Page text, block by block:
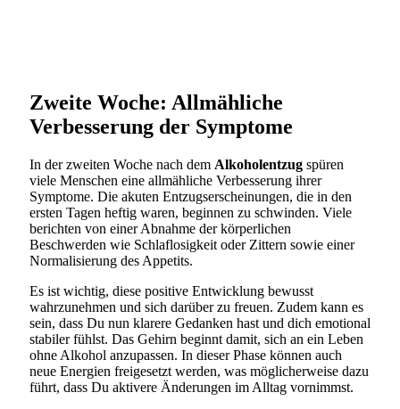
Zweite Woche: Allmähliche
Verbesserung der Symptome
In der zweiten Woche nach dem Alkoholentzug spüren
viele Menschen eine allmähliche Verbesserung ihrer
Symptome. Die akuten Entzugserscheinungen, die in den
ersten Tagen heftig waren, beginnen zu schwinden. Viele
berichten von einer Abnahme der körperlichen
Beschwerden wie Schlaflosigkeit oder Zittern sowie einer
Normalisierung des Appetits.
Es ist wichtig, diese positive Entwicklung bewusst
wahrzunehmen und sich darüber zu freuen. Zudem kann es
sein, dass Du nun klarere Gedanken hast und dich emotional
stabiler fühlst. Das Gehirn beginnt damit, sich an ein Leben
ohne Alkohol anzupassen. In dieser Phase können auch
neue Energien freigesetzt werden, was möglicherweise dazu
führt, dass Du aktivere Änderungen im Alltag vornimmst.